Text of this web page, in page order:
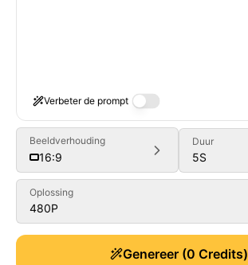
Verbeter de prompt
Beeldverhouding
16:9
Duur
5S
Oplossing
480P
Genereer(0 Credits)
Generate